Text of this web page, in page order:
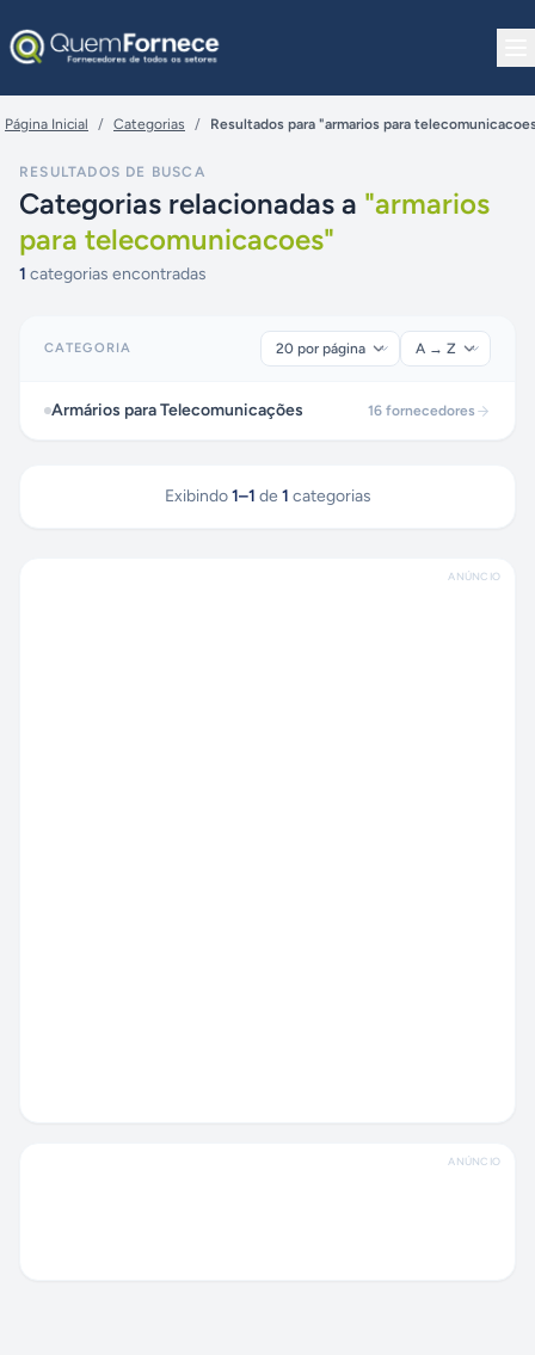
Página Inicial / Categorias / Resultados para "armarios para
RESULTADOS DE BUSCA
Categorias relacionadas a "armarios
para telecomunicacoes"
1 categorias encontradas
CATEGORIA
Armários para Telecomunicações 16 fornecedores
Exibindo 1–1 de 1 categorias
ANÚNCIO
ANÚNCIO